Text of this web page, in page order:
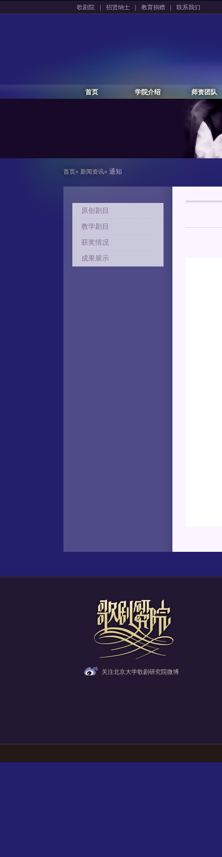
歌剧院 | 招贤纳士 | 教育捐赠 | 联系我们
首页 学院介绍 师资团队
首页» 新闻资讯» 通知
原创剧目
教学剧目
获奖情况
成果展示
关注北京大学歌剧研究院微博